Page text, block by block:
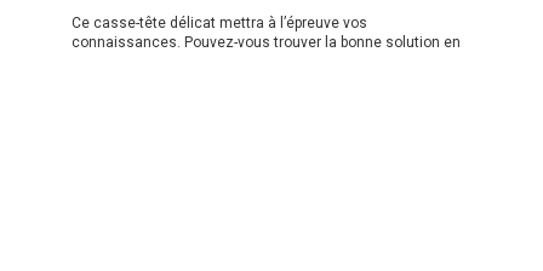
Ce casse-tête délicat mettra à l’épreuve vos
connaissances. Pouvez-vous trouver la bonne solution en